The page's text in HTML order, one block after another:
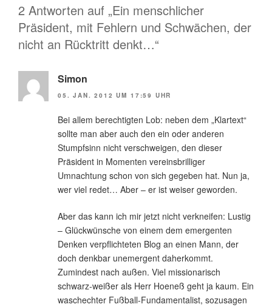
2 Antworten auf „Ein menschlicher
Präsident, mit Fehlern und Schwächen, der
nicht an Rücktritt denkt…“
Simon
05. JAN. 2012 UM 17:59 UHR
Bei allem berechtigten Lob: neben dem „Klartext“
sollte man aber auch den ein oder anderen
Stumpfsinn nicht verschweigen, den dieser
Präsident in Momenten vereinsbrilliger
Umnachtung schon von sich gegeben hat. Nun ja,
wer viel redet… Aber – er ist weiser geworden.
Aber das kann ich mir jetzt nicht verkneifen: Lustig
– Glückwünsche von einem dem emergenten
Denken verpflichteten Blog an einen Mann, der
doch denkbar unemergent daherkommt.
Zumindest nach außen. Viel missionarisch
schwarz-weißer als Herr Hoeneß geht ja kaum. Ein
waschechter Fußball-Fundamentalist, sozusagen